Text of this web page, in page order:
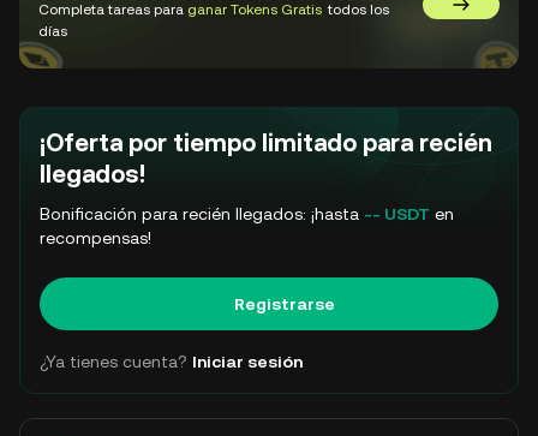
Completa tareas para ganar Tokens Gratis todos los
días
Ir a
¡Oferta por tiempo limitado para recién
llegados!
Bonificación para recién llegados: ¡hasta -- USDT en
recompensas!
Registrarse
¿Ya tienes cuenta? Iniciar sesión